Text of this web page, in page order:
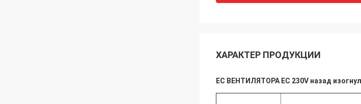
ХАРАКТЕР ПРОДУКЦИИ
EC ВЕНТИЛЯТОРА EC 230V назад